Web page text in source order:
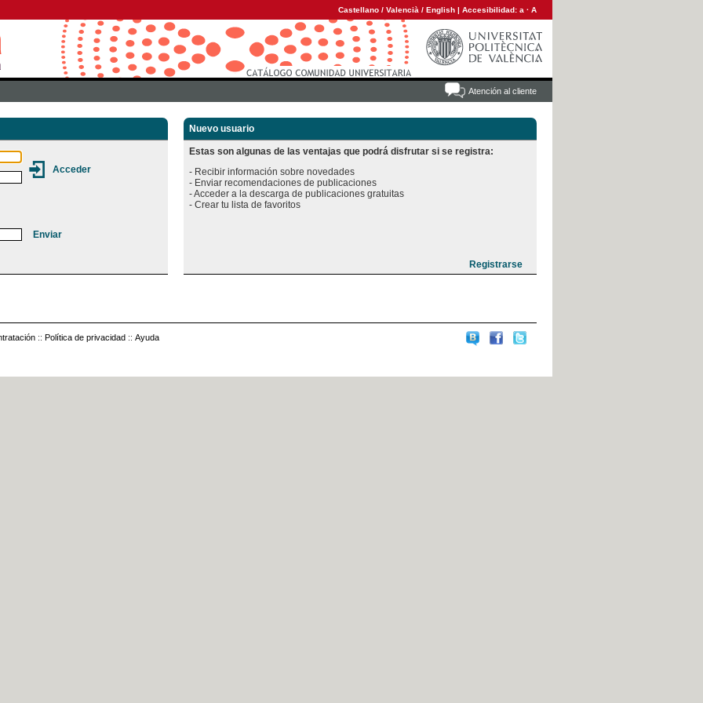
Castellano / Valencià / English | Accesibilidad: a · A
Atención al cliente
Nuevo usuario
Estas son algunas de las ventajas que podrá disfrutar si se registra:
- Recibir información sobre novedades
- Enviar recomendaciones de publicaciones
- Acceder a la descarga de publicaciones gratuitas
:: Política de privacidad :: Ayuda